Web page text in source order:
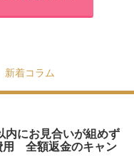
新着コラム
内にお見合いが組めず
用 全額返金のキャン